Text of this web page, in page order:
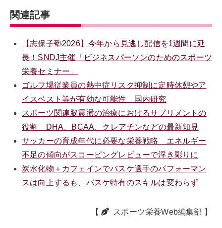
関連記事
【志保子塾2026】今年から見逃し配信を1週間に延
長！SNDJ主催「ビジネスパーソンのためのスポーツ
栄養セミナー」
ゴルフ場従業員の熱中症リスク抑制に定時休憩やア
イスベスト等が有効な可能性 国内研究
スポーツ関連脳震盪の治療におけるサプリメントの
役割 DHA、BCAA、クレアチンなどの最新知見
サッカーの育成年代に必要な栄養戦略 エネルギー
不足の傾向がスコーピングレビューで浮き彫りに
炭水化物＋カフェインでバスケ選手のパフォーマン
スは向上するも、バスケ特有のスキルは変わらず
【 スポーツ栄養Web編集部 】